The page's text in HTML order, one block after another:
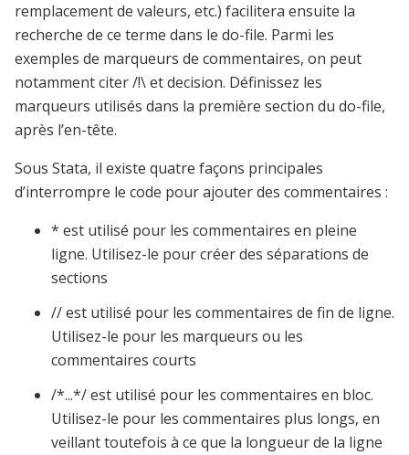
remplacement de valeurs, etc.) facilitera ensuite la
recherche de ce terme dans le do-file. Parmi les
exemples de marqueurs de commentaires, on peut
notamment citer /!\ etdecision. Définissez les
marqueurs utilisés dans la première section du do-file,
après l’en-tête.
Sous Stata, il existe quatre façons principales
d’interrompre le code pour ajouter des commentaires :
* est utilisé pour les commentaires en pleine
ligne. Utilisez-le pour créer des séparations de
sections
// est utilisé pour les commentaires de fin de ligne.
Utilisez-le pour les marqueurs ou les
commentaires courts
/*...*/ est utilisé pour les commentaires en bloc.
Utilisez-le pour les commentaires plus longs, en
veillant toutefois à ce que la longueur de la ligne